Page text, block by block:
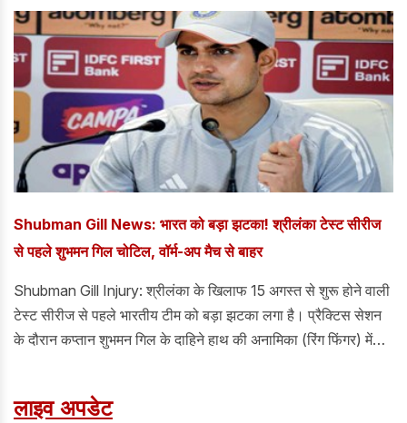
है।
Shubman Gill News: भारत को बड़ा झटका! श्रीलंका टेस्ट सीरीज
से पहले शुभमन गिल चोटिल, वॉर्म-अप मैच से बाहर
Shubman Gill Injury: श्रीलंका के खिलाफ 15 अगस्त से शुरू होने वाली
टेस्ट सीरीज से पहले भारतीय टीम को बड़ा झटका लगा है। प्रैक्टिस सेशन
के दौरान कप्तान शुभमन गिल के दाहिने हाथ की अनामिका (रिंग फिंगर) में
खिलाफ खेले जा रहे वॉर्म-अप मैच के पहले दिन आराम दिया गया है। उनकी
लाइव अपडेट